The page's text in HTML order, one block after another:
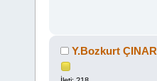
Y.Bozkurt ÇINAR